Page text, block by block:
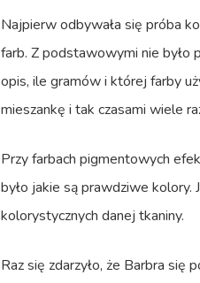
Najpierw odbywała się próba
farb. Z podstawowymi nie było
opis, ile gramów i której farby
mieszankę i tak czasami wiele
Przy farbach pigmentowych
było jakie są prawdziwe kolory.
kolorystycznych danej tkaniny.
Raz się zdarzyło, że Barbra się